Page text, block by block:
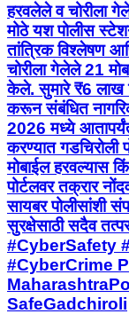
हरवलेले व चोरीला
मोठे यश पोलीस
तांत्रिक विश्लेषण
चोरीला गेलेले 21
केले. सुमारे ₹6 लाख
करून संबंधित
2026 मध्ये
करण्यात
मोबाईल हरवल्यास
पोर्टलवर तक्रार
सायबर पोलीसांशी
सुरक्षेसाठी सदैव
#CyberSafety
#CyberCrime
SafeGadchiroli